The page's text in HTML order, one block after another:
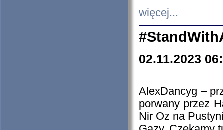
więcej...
02.11.2023
AlexDancyg –
porwany przez
Nir Oz na